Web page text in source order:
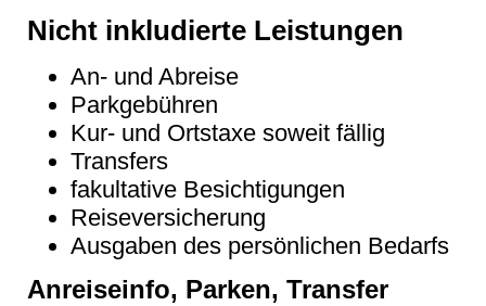
Nicht inkludierte Leistungen
An- und Abreise
Parkgebühren
Kur- und Ortstaxe soweit fällig
Transfers
fakultative Besichtigungen
Reiseversicherung
Ausgaben des persönlichen Bedarfs
Anreiseinfo, Parken, Transfer